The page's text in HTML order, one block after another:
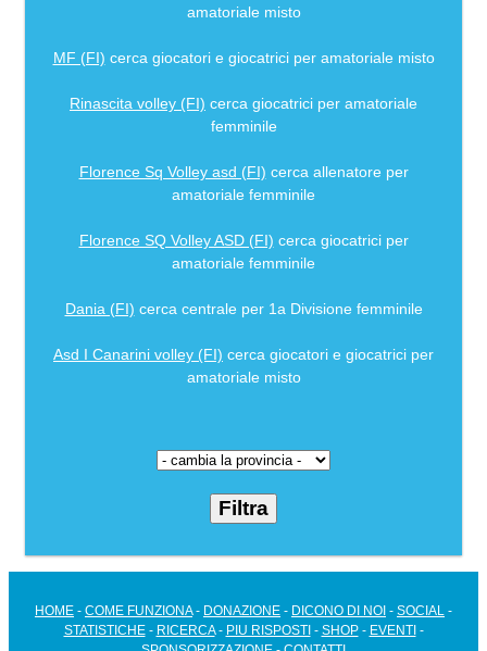
amatoriale misto
MF (FI) cerca giocatori e giocatrici per amatoriale misto
Rinascita volley (FI) cerca giocatrici per amatoriale
femminile
Florence Sq Volley asd (FI) cerca allenatore per
amatoriale femminile
Florence SQ Volley ASD (FI) cerca giocatrici per
amatoriale femminile
Dania (FI) cerca centrale per 1a Divisione femminile
Asd I Canarini volley (FI) cerca giocatori e giocatrici per
amatoriale misto
HOME - COME FUNZIONA- DONAZIONE - DICONO DI NOI - SOCIAL -
STATISTICHE- RICERCA- PIU RISPOSTI - SHOP- EVENTI -